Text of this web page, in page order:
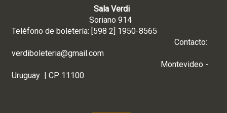
Sala Verdi
Soriano 914
Teléfono de boletería: [598 2] 1950-8565
Contacto:
verdiboleteria@gmail.com
Montevideo -
Uruguay | CP 11100